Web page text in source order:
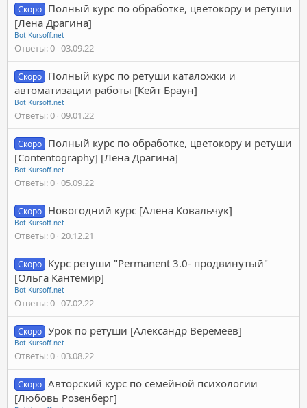
Скоро Полный курс по обработке, цветокору и ретуши
[Лена Драгина]
Bot Kursoff.net
Ответы 0 03.09.22
Скоро Полный курс по ретуши каталожки и
автоматизации работы [Кейт Браун]
Bot Kursoff.net
Ответы 0 09.01.22
Скоро Полный курс по обработке, цветокору и ретуши
[Contentography] [Лена Драгина]
Bot Kursoff.net
Ответы 0 05.09.22
Скоро Новогодний курс [Алена Ковальчук]
Bot Kursoff.net
Ответы 0 20.12.21
Скоро Курс ретуши "Permanent 3.0- продвинутый"
[Ольга Кантемир]
Bot Kursoff.net
Ответы 0 07.02.22
Скоро Урок по ретуши [Александр Веремеев]
Bot Kursoff.net
Ответы 0 03.08.22
Скоро Авторский курс по семейной психологии
[Любовь Розенберг]